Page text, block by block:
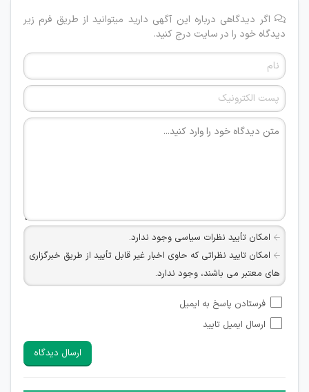
اگر دیدگاهی درباره این آگهی دارید میتوانید از طریق فرم زیر
دیدگاه خود را در سایت درج کنید.
امکان تأیید نظرات سیاسی وجود ندارد.
امکان تایید نظراتی که حاوی اخبار غیر قابل تأیید از طریق خبرگزاری
های معتبر می باشند، وجود ندارد.
شبکه های مجازی ارتباطی می باشند وجود ندارد.
امکان تأیید نظرات کاربرانی که به هر طریقی قصد مأیوس کردن
هرگونه تحریک، تحقیر و کنایه به سایر افراد (مسئول و غیر مسئول)
غیر مجاز می باشد.
فرستادن پاسخ به ایمیل
ارسال ایمیل تایید
ارسال دیدگاه